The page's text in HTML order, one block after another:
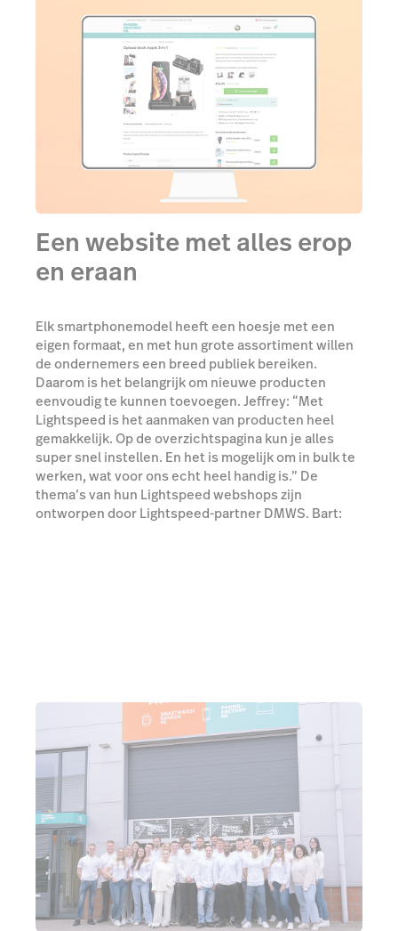
Een website met alles erop
en eraan
Elk smartphonemodel heeft een hoesje met een
eigen formaat, en met hun grote assortiment willen
de ondernemers een breed publiek bereiken.
Daarom is het belangrijk om nieuwe producten
eenvoudig te kunnen toevoegen. Jeffrey: “Met
Lightspeed is het aanmaken van producten heel
gemakkelijk. Op de overzichtspagina kun je alles
super snel instellen. En het is mogelijk om in bulk te
werken, wat voor ons echt heel handig is.” De
thema’s van hun Lightspeed webshops zijn
ontworpen door Lightspeed-partner DMWS. Bart: